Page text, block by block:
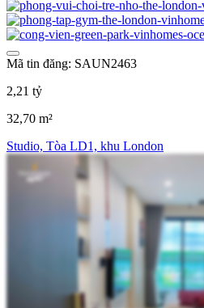
Mã tin đăng: SAUN2463
2,21 tỷ
32,70 m²
Studio, Tòa LD1, khu London